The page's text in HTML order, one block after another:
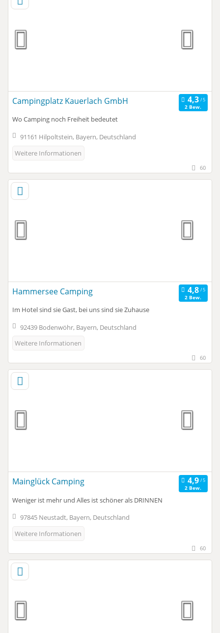
Campingplatz Kauerlach GmbH
2 Bew.
Wo Camping noch Freiheit bedeutet
91161 Hilpoltstein, Bayern, Deutschland
Weitere Informationen
60
Hammersee Camping
2 Bew.
Im Hotel sind sie Gast, bei uns sind sie Zuhause
92439 Bodenwöhr, Bayern, Deutschland
Weitere Informationen
60
Mainglück Camping
2 Bew.
Weniger ist mehr und Alles ist schöner als DRINNEN
97845 Neustadt, Bayern, Deutschland
Weitere Informationen
60